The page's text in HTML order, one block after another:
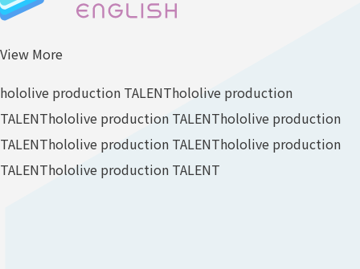
View More
hololive production TALENThololive production
TALENThololive production TALENThololive production
TALENThololive production TALENThololive production
TALENThololive production TALENT